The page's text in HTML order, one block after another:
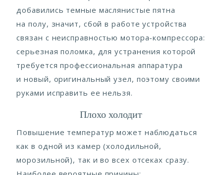
добавились темные маслянистые пятна
на полу, значит, сбой в работе устройства
связан с неисправностью мотора-компрессора:
серьезная поломка, для устранения которой
требуется профессиональная аппаратура
и новый, оригинальный узел, поэтому своими
руками исправить ее нельзя.
Плохо холодит
Повышение температур может наблюдаться
как в одной из камер (холодильной,
морозильной), так и во всех отсеках сразу.